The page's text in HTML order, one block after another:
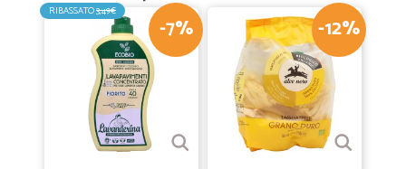
-7%
RIBASSATO3,49€
-12%